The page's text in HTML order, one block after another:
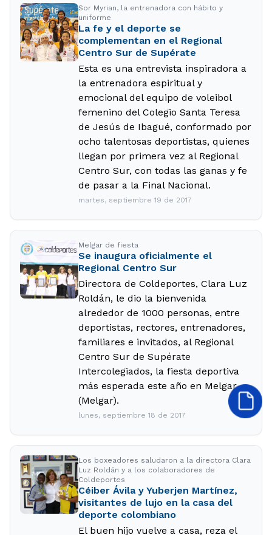
Sor Myrian, la entrenadora con hábito y
uniforme
La fe y el deporte se
complementan en el Regional
Centro Sur de Supérate
Esta es una entrevista inspiradora a
la entrenadora espiritual y
emocional del equipo de voleibol
femenino del Colegio Santa Teresa
de Jesús de Ibagué, conformado por
ocho talentosas deportistas, quienes
llegan por primera vez al Regional
Centro Sur, con todas las ganas y fe
de pasar a la Final Nacional.
martes, septiembre 19 de 2017
Melgar de fiesta
Se inaugura oficialmente el
Regional Centro Sur
Directora de Coldeportes, Clara Luz
Roldán, le dio la bienvenida
alrededor de 1000 personas, entre
deportistas, rectores, entrenadores,
familiares e invitados, al Regional
Centro Sur de Supérate
Intercolegiados, la fiesta deportiva
más esperada este año en Melgar
(Melgar).
lunes, septiembre 18 de 2017
Los boxeadores saludaron a la directora Clara
Luz Roldán y a los colaboradores de
Coldeportes
Céiber Ávila y Yuberjen Martínez,
visitantes de lujo en la casa del
deporte colombiano
El buen hijo vuelve a casa, reza el